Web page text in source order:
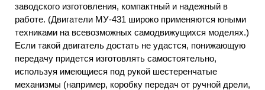
заводского изготовления, компактный и надежный в
работе. (Двигатели МУ-431 широко применяются юными
техниками на всевозможных самодвижущихся моделях.)
Если такой двигатель достать не удастся, понижающую
передачу придется изготовлять самостоятельно,
используя имеющиеся под рукой шестеренчатые
механизмы (например, коробку передач от ручной дрели,